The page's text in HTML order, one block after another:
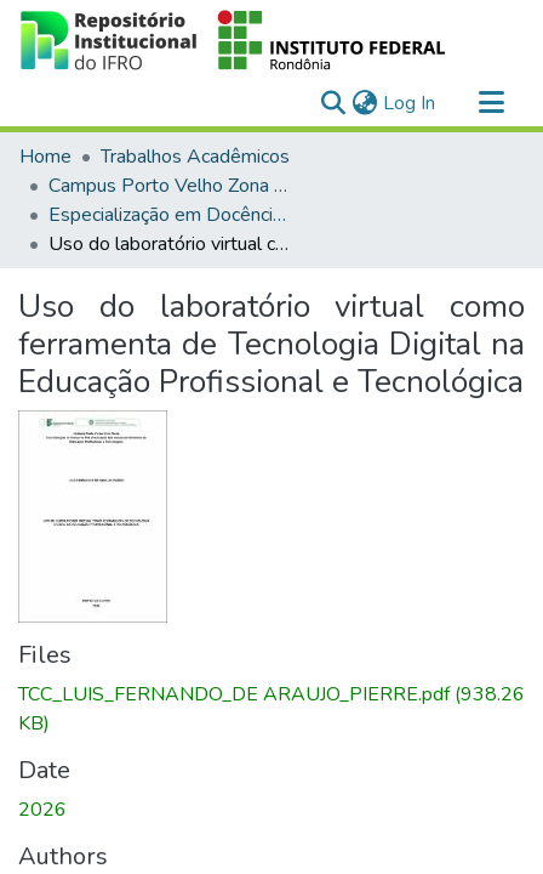
Log In (current)
Communities & Collections
All of DSpace
Statistics
Home
Trabalhos Acadêmicos
Campus Porto Velho Zona Norte
Especialização em Docência para a Educação Profissional e Tecnológica
Uso do laboratório virtual como ferramenta de Tecnologia Digital na Educação Profissional e Tecnológica
Uso do laboratório virtual como
ferramenta de Tecnologia Digital na
Educação Profissional e Tecnológica
Files
TCC_LUIS_FERNANDO_DE ARAUJO_PIERRE.pdf(938.26
KB)
Date
2026
Authors